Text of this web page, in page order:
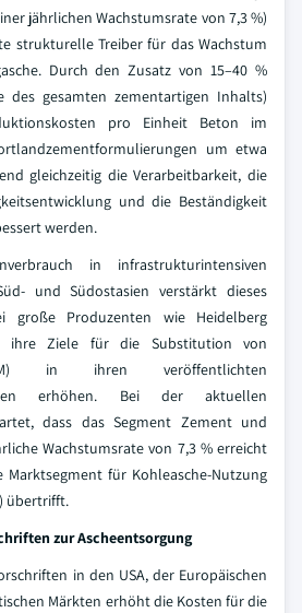
jährlichen Wachstumsrate von 7,3 %)
strukturelle Treiber für das Wachstum
Durch den Zusatz von 15–40 %
des gesamten zementartigen Inhalts)
pro Einheit Beton im
um etwa
gleichzeitig die Verarbeitbarkeit, die
und die Beständigkeit
werden.
in infrastrukturintensiven
und Südostasien verstärkt dieses
große Produzenten wie Heidelberg
ihre Ziele für die Substitution von
in ihren veröffentlichten
erhöhen. Bei der aktuellen
dass das Segment Zement und
Wachstumsrate von 7,3 % erreicht
für Kohleasche-Nutzung
übertrifft.
zur Ascheentsorgung
in den USA, der Europäischen
Märkten erhöht die Kosten für die